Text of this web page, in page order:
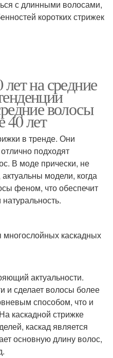
с длинными волосами,
коротких стрижек
на средние
волосы
лет
в тренде. Они
подходят
В моде прически, не
модели, когда
феном, что обеспечит
каскадных
актуальности.
и сделает волосы более
способом, что и
каскадной стрижке
каскад является
основную длину волос,